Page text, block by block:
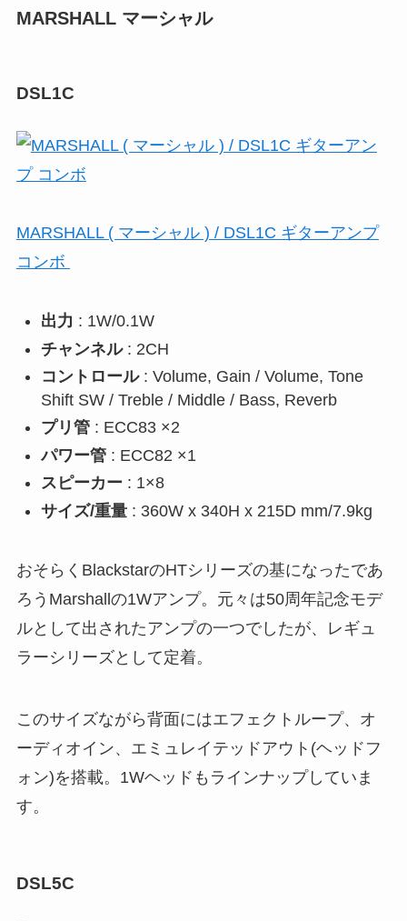
MARSHALL マーシャル
DSL1C
MARSHALL ( マーシャル ) / DSL1C ギターアンプ
コンボ
出力 : 1W/0.1W
チャンネル: 2CH
コントロール: Volume, Gain / Volume, Tone
Shift SW / Treble / Middle / Bass, Reverb
プリ管: ECC83 ×2
パワー管: ECC82 ×1
スピーカー : 1×8
サイズ/重量: 360W x 340H x 215D mm/7.9kg
おそらくBlackstarのHTシリーズの基になったであ
ろうMarshallの1Wアンプ。元々は50周年記念モデ
ルとして出されたアンプの一つでしたが、レギュ
ラーシリーズとして定着。
このサイズながら背面にはエフェクトループ、オ
ーディオイン、エミュレイテッドアウト(ヘッドフ
ォン)を搭載。1Wヘッドもラインナップしていま
す。
DSL5C